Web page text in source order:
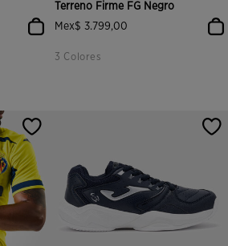
Terreno Firme FG Negro
Mex$ 3.799,00
3 Colores